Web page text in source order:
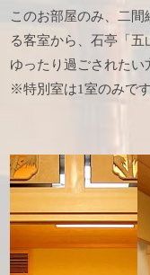
このお部屋のみ、二
る客室から、石亭「五
ゆったり過ごされたい
※特別室は1室のみで